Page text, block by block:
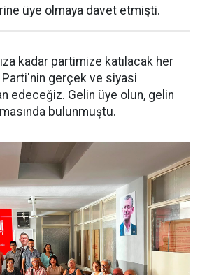
üye olmaya davet etmişti.
kadar partimize katılacak her
Parti'nin gerçek ve siyasi
edeceğiz. Gelin üye olun, gelin
bulunmuştu.